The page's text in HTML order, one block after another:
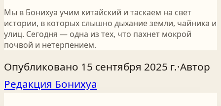
Мы в Бонихуа учим китайский и таскаем на свет
истории, в которых слышно дыхание земли, чайника и
улиц. Сегодня — одна из тех, что пахнет мокрой
почвой и нетерпением.
Опубликовано 15 сентября 2025 г.·Автор
Редакция Бонихуа